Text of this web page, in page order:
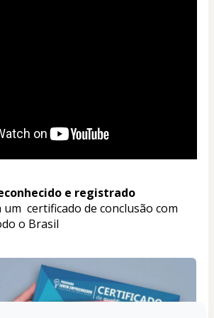
e registrado
um  certificado de conclusão com
o Brasil